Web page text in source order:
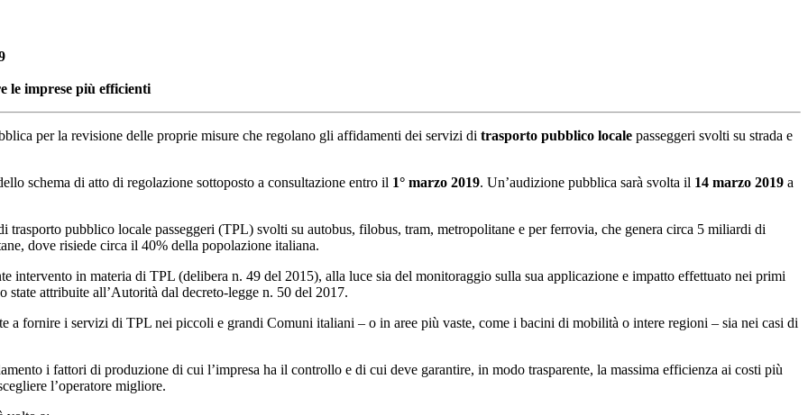
le imprese più efficienti
per la revisione delle proprie misure che regolano gli affidamenti dei servizi di trasporto pubblico locale passeggeri svolti su strada e
schema di atto di regolazione sottoposto a consultazione entro il 1° marzo 2019. Un’audizione pubblica sarà svolta il 14 marzo 2019 a
pubblico locale passeggeri (TPL) svolti su autobus, filobus, tram, metropolitane e per ferrovia, che genera circa 5 miliardi di
dove risiede circa il 40% della popolazione italiana.
intervento in materia di TPL (delibera n. 49 del 2015), alla luce sia del monitoraggio sulla sua applicazione e impatto effettuato nei primi
state attribuite all’Autorità dal decreto-legge n. 50 del 2017.
a fornire i servizi di TPL nei piccoli e grandi Comuni italiani – o in aree più vaste, come i bacini di mobilità o intere regioni – sia nei casi di
i fattori di produzione di cui l’impresa ha il controllo e di cui deve garantire, in modo trasparente, la massima efficienza ai costi più
l’operatore migliore.